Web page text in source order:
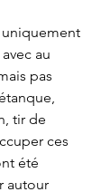
uniquement
au
pas
tir de
ces
été
autour